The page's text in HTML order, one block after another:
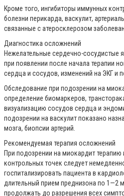
Кроме того, ингибиторы иммунных
болезни перикарда, васкулит,
связанные с атеросклерозом
Диагностика осложнений
Нежелательные сердечно-сосудистые
при появлении после начала терапии
сердца и сосудов, изменений на ЭКГ и
Обследование при подозрении на
определение биомаркеров,
визуализацию сосудов сердца и
подозрении на васкулит показано
мозга, биопсии артерий.
Рекомендуемая терапия осложнений
При подозрении на миокардит
контрольных точек следует
госпитализировать пациента в
длительный прием преднизона по 1—2
продолжать до разрешения всех